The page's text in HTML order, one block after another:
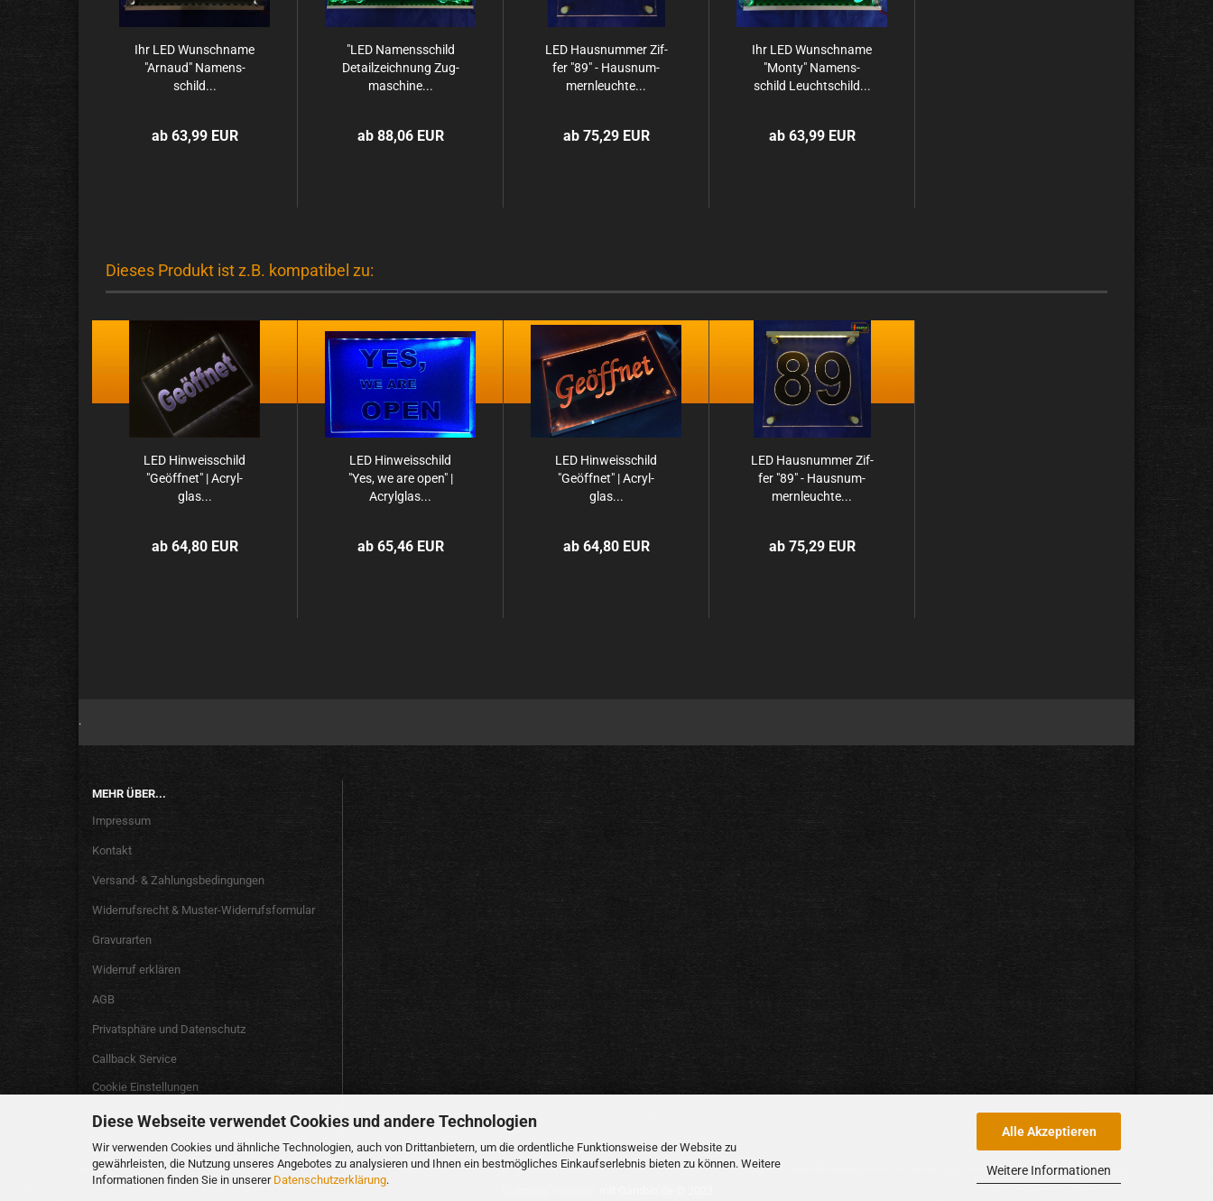
Diese Webseite verwendet Cookies und andere Technologien
Wir verwenden Cookies und ähnliche Technologien, auch von Drittanbietern, um die ordentliche Funktionsweise der Website zu
gewährleisten, die Nutzung unseres Angebotes zu analysieren und Ihnen ein bestmögliches Einkaufserlebnis bieten zu können. Weitere
Informationen finden Sie in unserer Datenschutzerklärung.
Alle Akzeptieren
Weitere Informationen
Ihr LED Wunsch­na­me
"Ar­n­aud" Na­mens­
schild...
ab 63,99 EUR
"LED Na­mens­schild
De­tail­zeich­nung Zug­
ma­schi­ne...
ab 88,06 EUR
LED Haus­num­mer Zif­
fer "89" - Haus­num­
mern­leuch­te...
ab 75,29 EUR
Ihr LED Wunsch­na­me
"Monty" Na­mens­
schild Leucht­schild...
ab 63,99 EUR
Dieses Produkt ist z.B. kompatibel zu:
LED Hin­weis­schild
"Ge­öff­net" | Acryl­
glas...
ab 64,80 EUR
LED Hin­weis­schild
"Yes, we are open" |
Acryl­glas...
ab 65,46 EUR
LED Hin­weis­schild
"Ge­öff­net" | Acryl­
glas...
ab 64,80 EUR
LED Haus­num­mer Zif­
fer "89" - Haus­num­
mern­leuch­te...
ab 75,29 EUR
.
MEHR ÜBER...
Impressum
Kontakt
Versand- & Zahlungsbedingungen
Widerrufsrecht & Muster-Widerrufsformular
Gravurarten
Widerruf erklären
AGB
Privatsphäre und Datenschutz
Callback Service
Cookie Einstellungen